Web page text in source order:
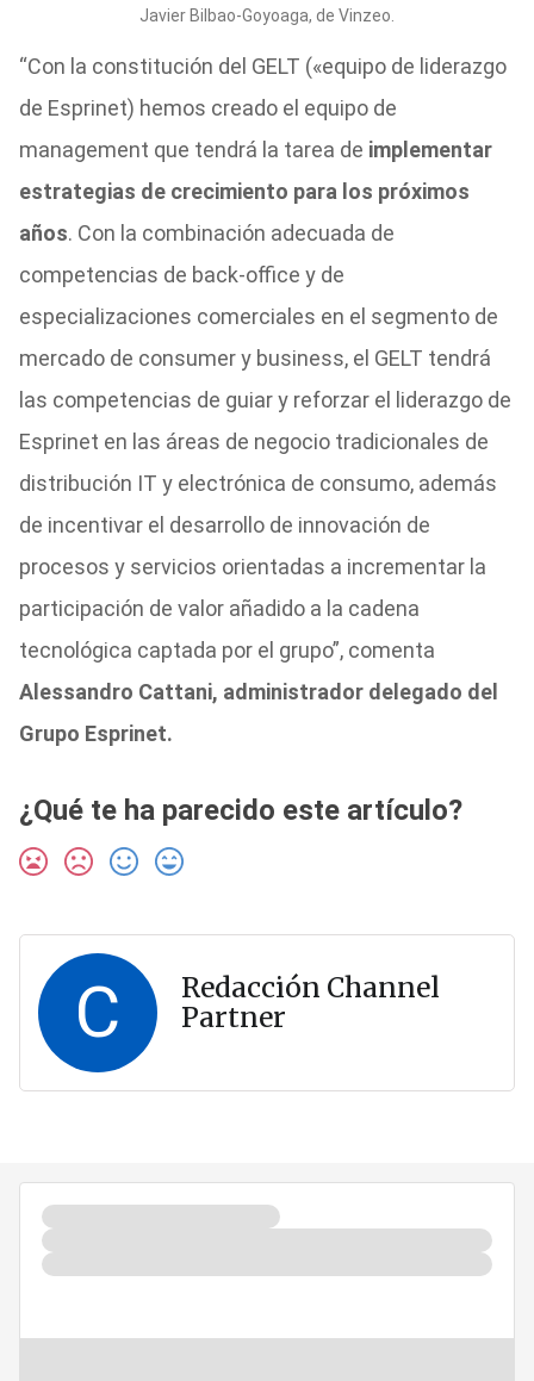
Javier Bilbao-Goyoaga, de Vinzeo.
“Con la constitución del GELT («equipo de liderazgo
de Esprinet) hemos creado el equipo de
management que tendrá la tarea de implementar
estrategias de crecimiento para los próximos
años. Con la combinación adecuada de
competencias de back-office y de
especializaciones comerciales en el segmento de
mercado de consumer y business, el GELT tendrá
las competencias de guiar y reforzar el liderazgo de
Esprinet en las áreas de negocio tradicionales de
distribución IT y electrónica de consumo, además
de incentivar el desarrollo de innovación de
procesos y servicios orientadas a incrementar la
participación de valor añadido a la cadena
tecnológica captada por el grupo”, comenta
Alessandro Cattani, administrador delegado del
Grupo Esprinet.
¿Qué te ha parecido este artículo?
C
Redacción Channel
Partner